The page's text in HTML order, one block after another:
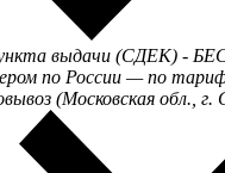
выдачи (СДЕК) -
по России — по
(Московская обл., г.